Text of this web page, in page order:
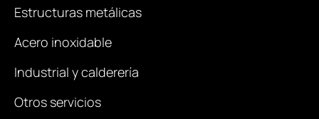
Estructuras metálicas
Acero inoxidable
Industrial y calderería
Otros servicios